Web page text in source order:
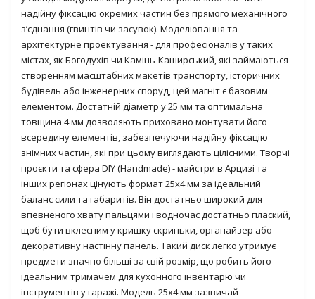
надійну фіксацію окремих частин без прямого механічного
з’єднання (гвинтів чи засувок). Моделювання та
архітектурне проектування -для професіоналів у таких
містах, як Богодухів чи Камінь-Каширський, які займаються
створенням масштабних макетів транспорту, історичних
будівель або інженерних споруд, цей магніт є базовим
елементом. Достатній діаметр у 25 мм та оптимальна
товщина 4 мм дозволяють приховано монтувати його
всередину елементів, забезпечуючи надійну фіксацію
знімних частин, які при цьому виглядають цілісними. Творчі
проєкти та сфера DIY (Handmade) -майстри в Арцизі та
інших регіонах цінують формат 25х4 мм за ідеальний
баланс сили та габаритів. Він достатньо широкий для
впевненого хвату пальцями і водночас достатньо плаский,
щоб бути вклеєним у кришку скриньки, органайзер або
декоративну настінну панель. Такий диск легко утримує
предмети значно більші за свій розмір, що робить його
ідеальним тримачем для кухонного інвентарю чи
інструментів у гаражі. Модель 25х4 мм зазвичай